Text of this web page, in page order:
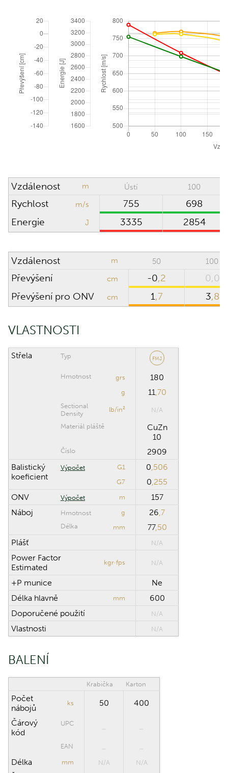
Nástřelná
vzdálenost
m
Polohový úhel °
ATMOSFERICKÉ PODMÍNKY Obnovit na ICAO
Absolutní tlak hPa (mbar)
Rychlost větru
°C
PUŠKOHLED
Výška puškohledu
nad osou hlavně
cm
Klik puškohledu
ROZSAH VÝPOČTU
vzdálenost
m
Obnovit
Vzdálenost m Ústí 100
Rychlost m/s 755
698
Energie
J 3335 2854
Vzdálenost m 50 100
Převýšení cm -0,2
0,0
Převýšení pro ONV
cm 1,7 3,8
VLASTNOSTI
Střela Typ FMJ
Hmotnost grs 180
g 11,70
Sectional
Density
lb/in² N/A
Materiál pláště
CuZn
10
Číslo
2909
Balistický
koeficient
Výpočet G1 0,506
G7 0,255
ONV
Výpočet m
157
Náboj
Hmotnost g 26,7
Délka mm 77,50
Plášť
N/A
Power Factor
Estimated
kgr·fps N/A
+P munice
Ne
Délka hlavně
mm
600
Doporučené použití
N/A
Vlastnosti N/A
BALENÍ
Krabička Karton
Počet
nábojů
ks 50 400
Čárový
kód
UPC
EAN
Délka mm N/A N/A